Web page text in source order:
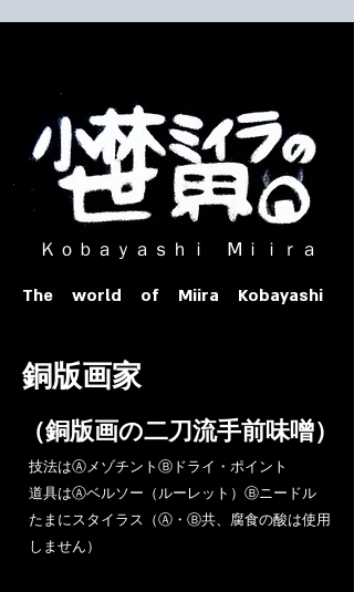
ｏｂａｙａｓｈｉ Ⅿｉｉｒａ​
The world of Miira Kobayashi
​銅版画家
​（銅版画の二刀流手前味噌）
​技法はⒶメゾチントⒷドライ・ポイント
道具はⒶベルソー（ルーレット）Ⓑニードル
​たまにスタイラス（Ⓐ・Ⓑ共、腐食の酸は使用
しません）